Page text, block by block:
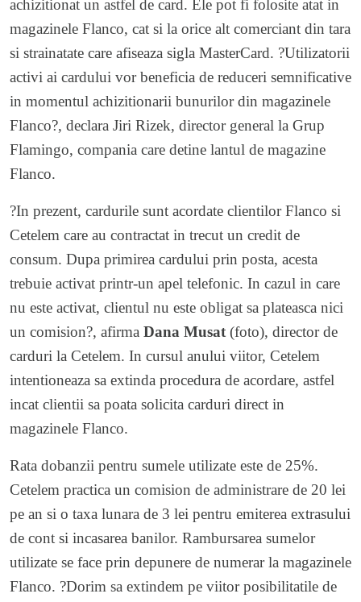
achizitionat un astfel de card. Ele pot fi folosite atat in
magazinele Flanco, cat si la orice alt comerciant din tara
si strainatate care afiseaza sigla MasterCard. ?Utilizatorii
activi ai cardului vor beneficia de reduceri semnificative
in momentul achizitionarii bunurilor din magazinele
Flanco?, declara Jiri Rizek, director general la Grup
Flamingo, compania care detine lantul de magazine
Flanco.
?In prezent, cardurile sunt acordate clientilor Flanco si
Cetelem care au contractat in trecut un credit de
consum. Dupa primirea cardului prin posta, acesta
trebuie activat printr-un apel telefonic. In cazul in care
nu este activat, clientul nu este obligat sa plateasca nici
un comision?, afirma Dana Musat (foto), director de
carduri la Cetelem. In cursul anului viitor, Cetelem
intentioneaza sa extinda procedura de acordare, astfel
incat clientii sa poata solicita carduri direct in
magazinele Flanco.
Rata dobanzii pentru sumele utilizate este de 25%.
Cetelem practica un comision de administrare de 20 lei
pe an si o taxa lunara de 3 lei pentru emiterea extrasului
de cont si incasarea banilor. Rambursarea sumelor
utilizate se face prin depunere de numerar la magazinele
Flanco. ?Dorim sa extindem pe viitor posibilitatile de